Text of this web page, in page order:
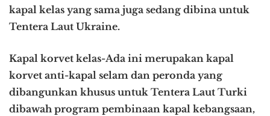
kapal kelas yang sama juga sedang dibina untuk
Tentera Laut Ukraine.
Kapal korvet kelas-Ada ini merupakan kapal
korvet anti-kapal selam dan peronda yang
dibangunkan khusus untuk Tentera Laut Turki
dibawah program pembinaan kapal kebangsaan,